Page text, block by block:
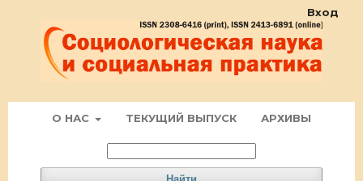
О НАС ТЕКУЩИЙ ВЫПУСК АРХИВЫ
Вход